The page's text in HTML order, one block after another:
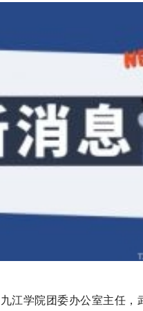
江学院团委办公室主任